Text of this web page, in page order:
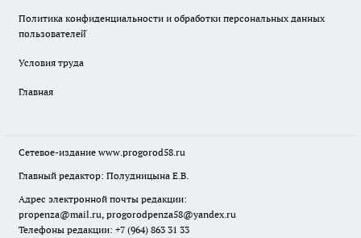
Политика конфиденциальности и обработки персональных данных
пользователей̆
Условия труда
Главная
Сетевое-издание www.progorod58.ru
Главный редактор: Полудницына Е.В.
Адрес электронной почты редакции:
propenza@mail.ru, progorodpenza58@yandex.ru
Телефоны редакции: +7 (964) 863 31 33